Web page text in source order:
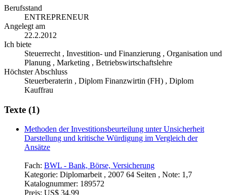
Berufsstand
ENTREPRENEUR
Angelegt am
22.2.2012
Ich biete
Steuerrecht , Investition- und Finanzierung , Organisation und
Planung , Marketing , Betriebswirtschaftslehre
Höchster Abschluss
Steuerberaterin , Diplom Finanzwirtin (FH) , Diplom
Kauffrau
Texte (1)
Methoden der Investitionsbeurteilung unter Unsicherheit
Darstellung und kritische Würdigung im Vergleich der
Ansätze
Fach: BWL - Bank, Börse, Versicherung
Kategorie: Diplomarbeit , 2007 64 Seiten , Note: 1,7
Katalognummer: 189572
Preis: US$ 34,99